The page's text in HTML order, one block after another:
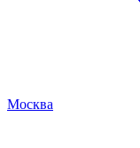
Москва